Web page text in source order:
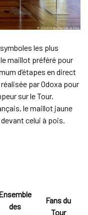
les plus
maillot préféré pour
d’étapes en direct
par Odoxa pour
sur le Tour.
le maillot jaune
celui à pois.
des
Fans du
Tour